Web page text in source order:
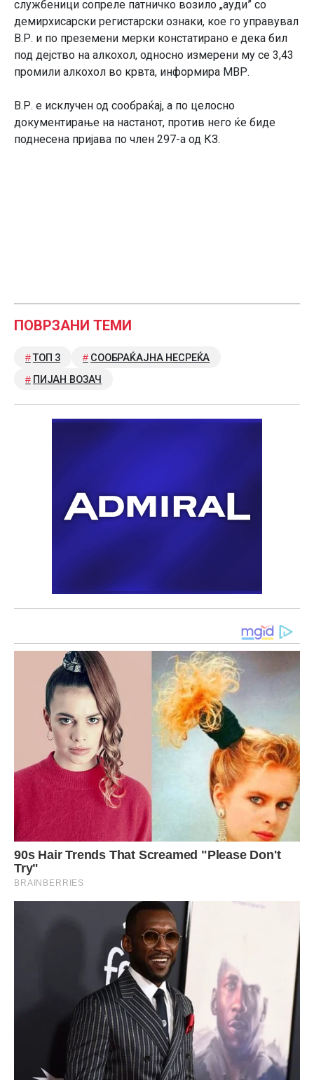
службеници сопреле патничко возило „ауди” со
демирхисарски регистарски ознаки, кое го управувал
В.Р. и по преземени мерки констатирано е дека бил
под дејство на алкохол, односно измерени му се 3,43
промили алкохол во крвта, информира МВР.
В.Р. е исклучен од сообраќај, а по целосно
документирање на настанот, против него ќе биде
поднесена пријава по член 297-а од КЗ.
ПОВРЗАНИ ТЕМИ
ТОП 3
СООБРАЌАЈНА НЕСРЕЌА
ПИЈАН ВОЗАЧ